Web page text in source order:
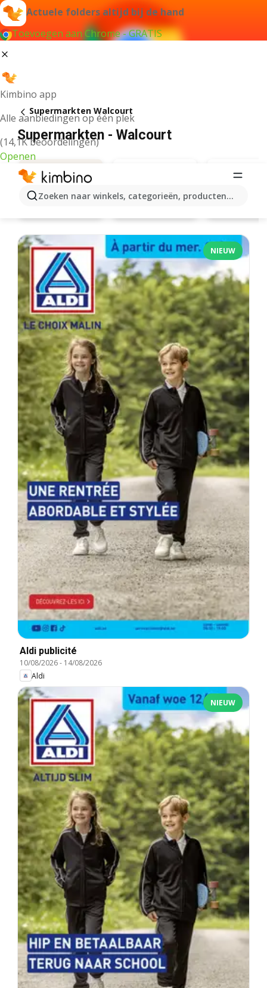
Actuele folders altijd bij de hand
Toevoegen aan Chrome - GRATIS
Kimbino app
Alle aanbiedingen op één plek
(14,1K beoordelingen)
Openen
Zoeken naar winkels, categorieën, producten...
Supermarkten Walcourt
Supermarkten - Walcourt
Aldi
NIEUW
Aldi publicité
10/08/2026- 14/08/2026
Aldi
NIEUW